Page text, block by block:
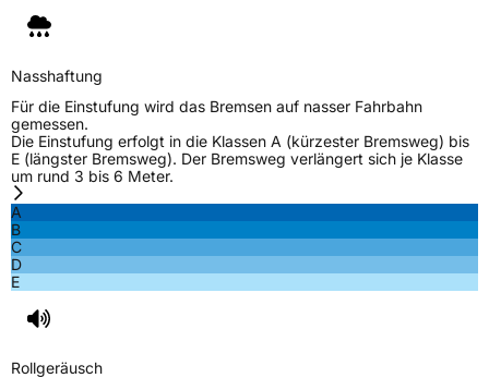
Nasshaftung
Für die Einstufung wird das Bremsen auf nasser Fahrbahn
gemessen.
Die Einstufung erfolgt in die Klassen A (kürzester Bremsweg) bis
E (längster Bremsweg). Der Bremsweg verlängert sich je Klasse
um rund 3 bis 6 Meter.
A
B
C
D
E
Rollgeräusch